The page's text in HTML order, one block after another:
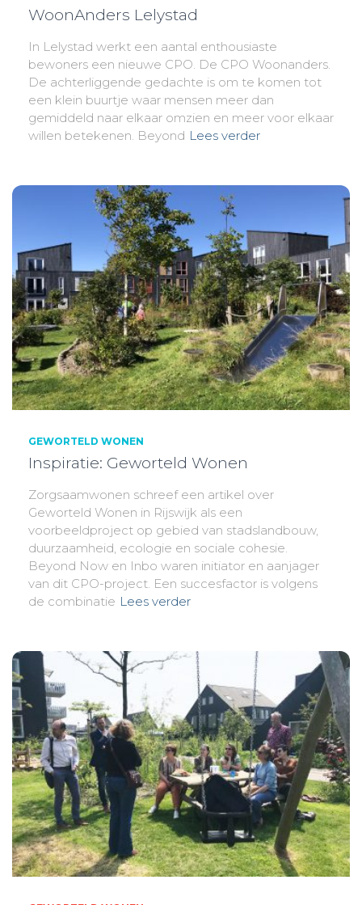
WoonAnders Lelystad
In Lelystad werkt een aantal enthousiaste
bewoners een nieuwe CPO. De CPO Woonanders.
De achterliggende gedachte is om te komen tot
een klein buurtje waar mensen meer dan
gemiddeld naar elkaar omzien en meer voor elkaar
willen betekenen. Beyond Lees verder
GEWORTELD WONEN
Inspiratie: Geworteld Wonen
Zorgsaamwonen schreef een artikel over
Geworteld Wonen in Rijswijk als een
voorbeeldproject op gebied van stadslandbouw,
duurzaamheid, ecologie en sociale cohesie.
Beyond Now en Inbo waren initiator en aanjager
van dit CPO-project. Een succesfactor is volgens
de combinatie Lees verder